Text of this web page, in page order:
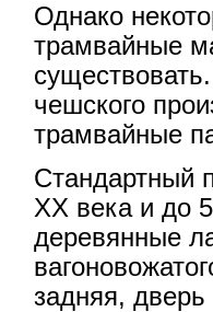
Однако
трамвайные
чешского
трамвайные
Стандартный
XX века и до
деревянные
задняя,